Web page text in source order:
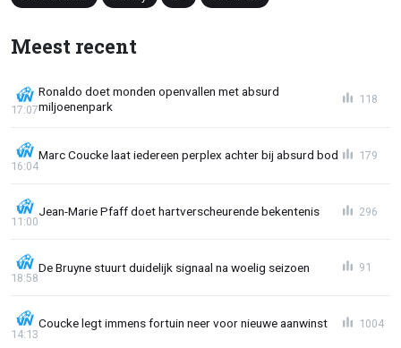
Meest recent
Ronaldo doet monden openvallen met absurd
miljoenenpark
17:07
118
Marc Coucke laat iedereen perplex achter bij absurd bod
16:04
179
Jean-Marie Pfaff doet hartverscheurende bekentenis
11:00
296
De Bruyne stuurt duidelijk signaal na woelig seizoen
18:58
91
Coucke legt immens fortuin neer voor nieuwe aanwinst
14:13
1004